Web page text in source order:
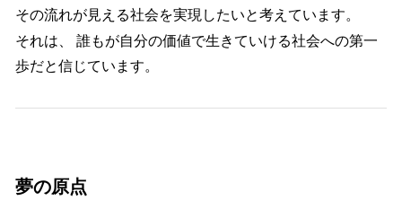
その流れが見える社会を実現したいと考えています。
それは、 誰もが自分の価値で生きていける社会への第一
歩だと信じています。
夢の原点